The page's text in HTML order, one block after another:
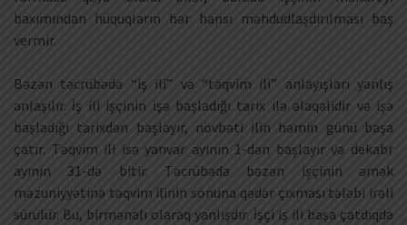
baxımından hüquqların hər hansı məhdudlaşdırılması baş
vermir.
Bəzən təcrübədə “iş ili” və “təqvim ili” anlayışları yanlış
anlaşılır. İş ili işçinin işə başladığı tarix ilə əlaqəlidir və işə
başladığı tarixdən başlayır, növbəti ilin həmin günü başa
çatır. Təqvim ili isə yanvar ayının 1-dən başlayır və dekabr
ayının 31-də bitir. Təcrübədə bəzən işçinin əmək
məzuniyyətinə təqvim ilinin sonuna qədər çıxması tələbi irəli
sürülür. Bu, birmənalı olaraq yanlışdır. İşçi iş ili başa çatdıqda